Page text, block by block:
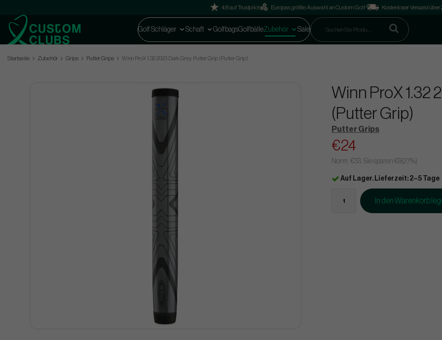
4.8 auf Trustpilot Europas größte Auswahl an Custom Golf Kostenloser Versand über
Golf Schläger Schaft GolfbagsGolfbälleZubehör Sale
Startseite Zubehör Grips Putter Grips Winn ProX 1.32 2023 Dark Grey Putter Grip (Putter Grip)
Winn ProX 1.32
(Putter Grip)
Putter Grips
€24
Norm. €33. Sie sparen €9(27%)
Auf Lager. Lieferzeit: 2–5 Tage
In den Warenkorb